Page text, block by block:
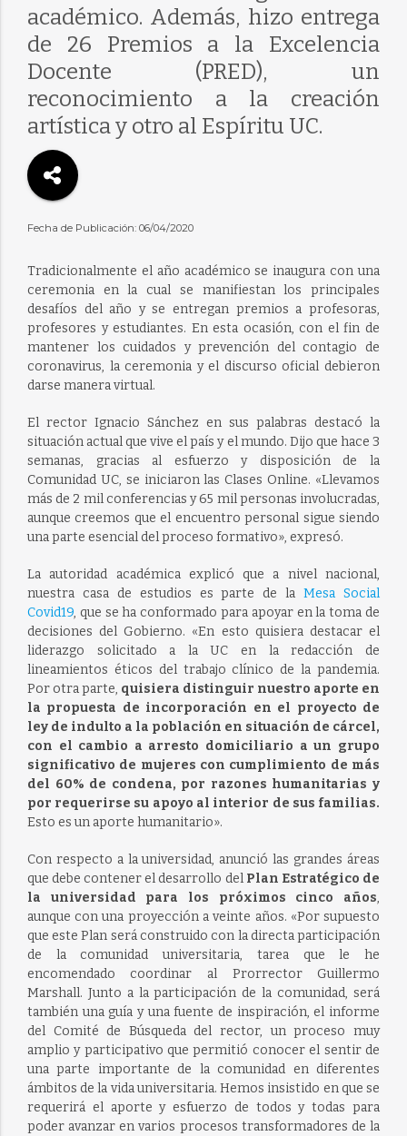
académico. Además, hizo entrega
de 26 Premios a la Excelencia
Docente (PRED), un
reconocimiento a la creación
artística y otro al Espíritu UC.
Fecha de Publicación: 06/04/2020
Tradicionalmente el año académico se inaugura con una
ceremonia en la cual se manifiestan los principales
desafíos del año y se entregan premios a profesoras,
profesores y estudiantes. En esta ocasión, con el fin de
mantener los cuidados y prevención del contagio de
coronavirus, la ceremonia y el discurso oficial debieron
darse manera virtual.
El rector Ignacio Sánchez en sus palabras destacó la
situación actual que vive el país y el mundo. Dijo que hace 3
semanas, gracias al esfuerzo y disposición de la
Comunidad UC, se iniciaron las Clases Online. «Llevamos
más de 2 mil conferencias y 65 mil personas involucradas,
aunque creemos que el encuentro personal sigue siendo
una parte esencial del proceso formativo», expresó.
La autoridad académica explicó que a nivel nacional,
nuestra casa de estudios es parte de laMesa Social
Covid19, que se ha conformado para apoyar en la toma de
decisiones del Gobierno. «En esto quisiera destacar el
liderazgo solicitado a la UC en la redacción de
lineamientos éticos del trabajo clínico de la pandemia.
Por otra parte, quisiera distinguir nuestro aporte en
la propuesta de incorporación en el proyecto de
ley de indulto a la población en situación de cárcel,
con el cambio a arresto domiciliario a un grupo
significativo de mujeres con cumplimiento de más
del 60% de condena, por razones humanitarias y
por requerirse su apoyo al interior de sus familias.
Esto es un aporte humanitario».
Con respecto a la universidad, anunció las grandes áreas
que debe contener el desarrollo del Plan Estratégico de
la universidad para los próximos cinco años,
aunque con una proyección a veinte años. «Por supuesto
que este Plan será construido con la directa participación
de la comunidad universitaria, tarea que le he
encomendado coordinar al Prorrector Guillermo
Marshall. Junto a la participación de la comunidad, será
también una guía y una fuente de inspiración, el informe
del Comité de Búsqueda del rector, un proceso muy
amplio y participativo que permitió conocer el sentir de
una parte importante de la comunidad en diferentes
ámbitos de la vida universitaria. Hemos insistido en que se
requerirá el aporte y esfuerzo de todos y todas para
poder avanzar en varios procesos transformadores de la